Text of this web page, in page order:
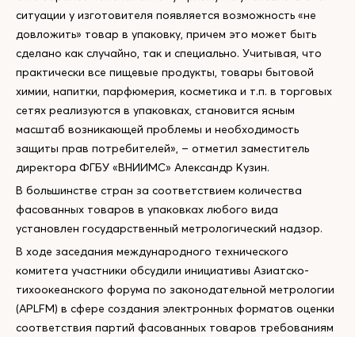
ситуации у изготовителя появляется возможность «не
довложить» товар в упаковку, причем это может быть
сделано как случайно, так и специально. Учитывая, что
практически все пищевые продукты, товары бытовой
химии, напитки, парфюмерия, косметика и т.п. в торговых
сетях реализуются в упаковках, становится ясным
масштаб возникающей проблемы и необходимость
защиты прав потребителей», – отметил заместитель
директора ФГБУ «ВНИИМС» Александр Кузин.
В большинстве стран за соответствием количества
фасованных товаров в упаковках любого вида
установлен государственный метрологический надзор.
В ходе заседания международного технического
комитета участники обсудили инициативы Азиатско-
тихоокеанского форума по законодательной метрологии
(APLFM) в сфере создания электронных форматов оценки
соответствия партий фасованных товаров требованиям